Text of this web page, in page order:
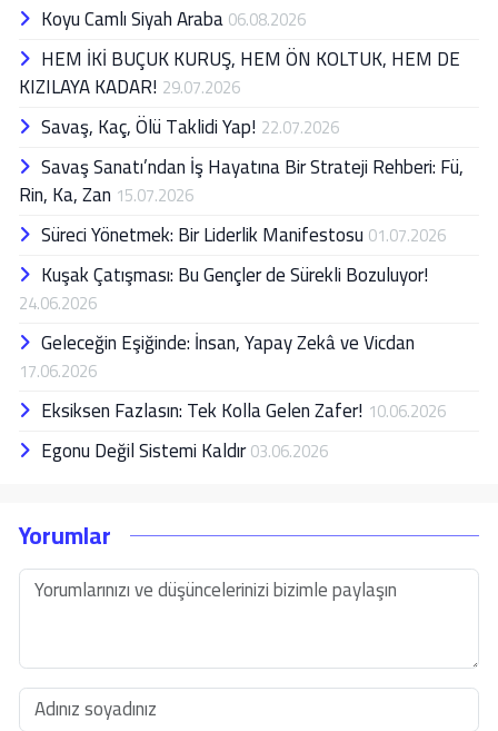
Koyu Camlı Siyah Araba06.08.2026
HEM İKİ BUÇUK KURUŞ, HEM ÖN KOLTUK, HEM DE
KIZILAYA KADAR! 29.07.2026
Savaş, Kaç, Ölü Taklidi Yap! 22.07.2026
Savaş Sanatı’ndan İş Hayatına Bir Strateji Rehberi: Fü,
Rin, Ka, Zan 15.07.2026
Süreci Yönetmek: Bir Liderlik Manifestosu 01.07.2026
Kuşak Çatışması: Bu Gençler de Sürekli Bozuluyor!
24.06.2026
Geleceğin Eşiğinde: İnsan, Yapay Zekâ ve Vicdan
17.06.2026
Eksiksen Fazlasın: Tek Kolla Gelen Zafer! 10.06.2026
Egonu Değil Sistemi Kaldır03.06.2026
Yorumlar